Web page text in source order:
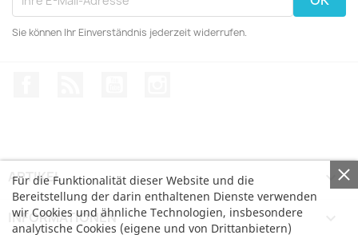
Sie können Ihr Einverständnis jederzeit widerrufen.
Für die Funktionalität dieser Website und die
Bereitstellung der darin enthaltenen Dienste verwenden
wir Cookies und ähnliche Technologien, insbesondere
analytische Cookies (eigene und von Drittanbietern)
ARTIKEL 
INFORMATIONEN